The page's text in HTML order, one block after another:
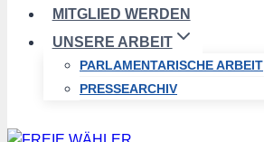
MITGLIED WERDEN
UNSERE ARBEIT
PARLAMENTARISCHE ARBEIT
PRESSEARCHIV